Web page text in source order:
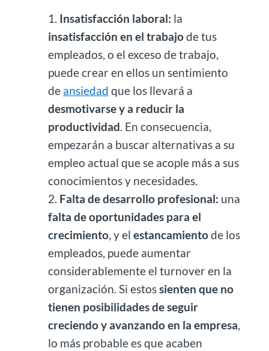
Insatisfacción laboral: la
insatisfacción en el trabajode tus
empleados, o el exceso de trabajo,
puede crear en ellos un sentimiento
de ansiedad que los llevará a
desmotivarse y a reducir la
productividad. En consecuencia,
empezarán a buscar alternativas a su
empleo actual que se acople más a sus
conocimientos y necesidades.
Falta de desarrollo profesional: una
falta de oportunidades para el
crecimiento, y el estancamientode los
empleados, puede aumentar
considerablemente el turnover en la
organización. Si estossienten que no
tienen posibilidades de seguir
creciendo y avanzando en la empresa,
lo más probable es que acaben